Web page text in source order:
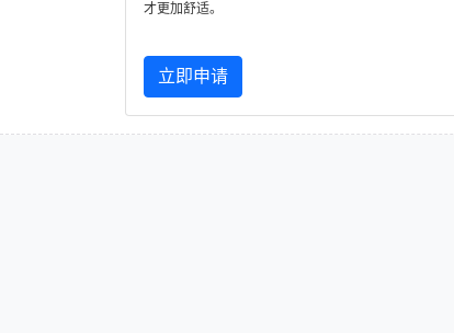
才更加舒适。
立即申请